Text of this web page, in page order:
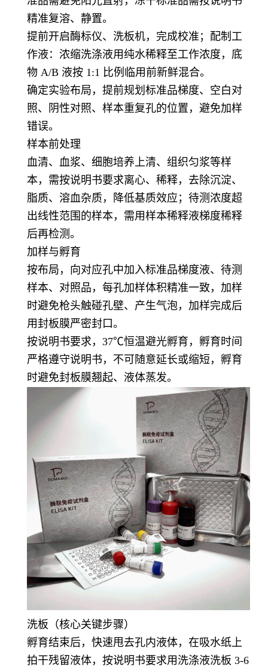
精准复溶、静置。
提前开启酶标仪、洗板机，完成校准；配制工
作液：浓缩洗涤液用纯水稀释至工作浓度，底
物 A/B 液按 1:1 比例临用前新鲜混合。
确定实验布局，提前规划标准品梯度、空白对
照、阴性对照、样本重复孔的位置，避免加样
错误。
样本前处理
血清、血浆、细胞培养上清、组织匀浆等样
本，需按说明书要求离心、稀释，去除沉淀、
脂质、溶血杂质，降低基质效应；待测浓度超
出线性范围的样本，需用样本稀释液梯度稀释
后再检测。
加样与孵育
按布局，向对应孔中加入标准品梯度液、待测
样本、对照品，每孔加样体积精准一致，加样
时避免枪头触碰孔壁、产生气泡，加样完成后
用封板膜严密封口。
按说明书要求，37℃恒温避光孵育，孵育时间
严格遵守说明书，不可随意延长或缩短，孵育
时避免封板膜翘起、液体蒸发。
洗板（核心关键步骤）
孵育结束后，快速甩去孔内液体，在吸水纸上
拍干残留液体，按说明书要求用洗涤液洗板 3-6